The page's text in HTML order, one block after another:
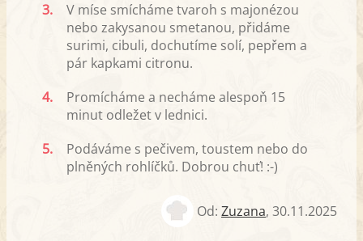
3.
V míse smícháme tvaroh s majonézou
nebo zakysanou smetanou, přidáme
surimi, cibuli, dochutíme solí, pepřem a
pár kapkami citronu.
4.
Promícháme a necháme alespoň 15
minut odležet v lednici.
5.
Podáváme s pečivem, toustem nebo do
plněných rohlíčků. Dobrou chuť! :-)
Od: Zuzana, 30.11.2025